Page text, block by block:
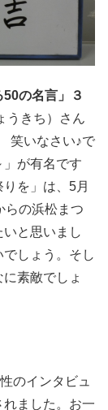
50の名言」３
うきち）さん
笑いなさい♪で
が有名です
を」は、5月
らの浜松まつ
と思いまし
しょう。そし
素敵でしょ
のインタビュ
れました。お一